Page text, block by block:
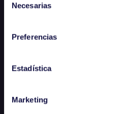
Necesarias
Preferencias
Estadística
Marketing